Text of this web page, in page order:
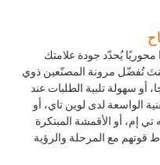
محوريًا يُحدّد جودة علامتك
تُفضّل مرونة المصنّعين ذوي
أو سهولة تلبية الطلبات عند
الواسعة لدى لوين تاي، أو
إم، أو الأقمشة المبتكرة
قوتهم مع المرحلة والرؤية